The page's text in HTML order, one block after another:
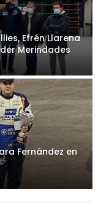
Efrén Llarena
Merindades
Fernández en